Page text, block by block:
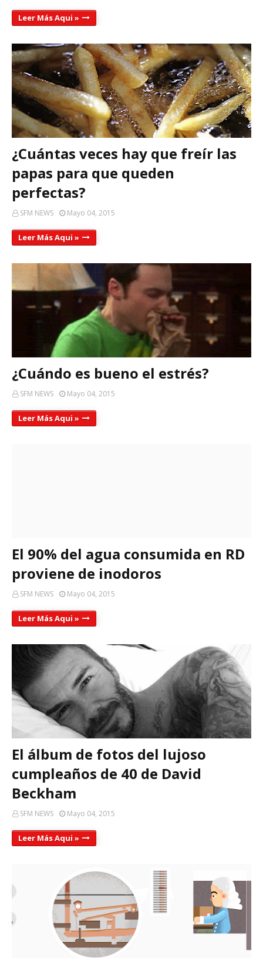
Leer Más Aqui »
¿Cuántas veces hay que freír las
papas para que queden
perfectas?
SFM NEWS Mayo 04, 2015
Leer Más Aqui »
¿Cuándo es bueno el estrés?
SFM NEWS Mayo 04, 2015
Leer Más Aqui »
El 90% del agua consumida en RD
proviene de inodoros
SFM NEWS Mayo 04, 2015
Leer Más Aqui »
El álbum de fotos del lujoso
cumpleaños de 40 de David
Beckham
SFM NEWS Mayo 04, 2015
Leer Más Aqui »